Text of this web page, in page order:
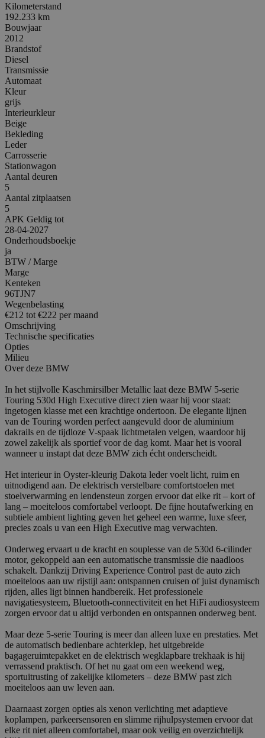
Kilometerstand
192.233 km
Bouwjaar
2012
Brandstof
Diesel
Transmissie
Automaat
Kleur
grijs
Interieurkleur
Beige
Bekleding
Leder
Carrosserie
Stationwagon
Aantal deuren
5
Aantal zitplaatsen
5
APK Geldig tot
28-04-2027
Onderhoudsboekje
ja
BTW / Marge
Marge
Kenteken
96TJN7
Wegenbelasting
€212 tot €222 per maand
Omschrijving
Technische specificaties
Opties
Milieu
Over deze BMW
In het stijlvolle Kaschmirsilber Metallic laat deze BMW 5-serie
Touring 530d High Executive direct zien waar hij voor staat:
ingetogen klasse met een krachtige ondertoon. De elegante lijnen
van de Touring worden perfect aangevuld door de aluminium
dakrails en de tijdloze V-spaak lichtmetalen velgen, waardoor hij
zowel zakelijk als sportief voor de dag komt. Maar het is vooral
wanneer u instapt dat deze BMW zich écht onderscheidt.
Het interieur in Oyster-kleurig Dakota leder voelt licht, ruim en
uitnodigend aan. De elektrisch verstelbare comfortstoelen met
stoelverwarming en lendensteun zorgen ervoor dat elke rit – kort of
lang – moeiteloos comfortabel verloopt. De fijne houtafwerking en
subtiele ambient lighting geven het geheel een warme, luxe sfeer,
precies zoals u van een High Executive mag verwachten.
Onderweg ervaart u de kracht en souplesse van de 530d 6-cilinder
motor, gekoppeld aan een automatische transmissie die naadloos
schakelt. Dankzij Driving Experience Control past de auto zich
moeiteloos aan uw rijstijl aan: ontspannen cruisen of juist dynamisch
rijden, alles ligt binnen handbereik. Het professionele
navigatiesysteem, Bluetooth-connectiviteit en het HiFi audiosysteem
zorgen ervoor dat u altijd verbonden en ontspannen onderweg bent.
Maar deze 5-serie Touring is meer dan alleen luxe en prestaties. Met
de automatisch bedienbare achterklep, het uitgebreide
bagageruimtepakket en de elektrisch wegklapbare trekhaak is hij
verrassend praktisch. Of het nu gaat om een weekend weg,
sportuitrusting of zakelijke kilometers – deze BMW past zich
moeiteloos aan uw leven aan.
Daarnaast zorgen opties als xenon verlichting met adaptieve
koplampen, parkeersensoren en slimme rijhulpsystemen ervoor dat
elke rit niet alleen comfortabel, maar ook veilig en overzichtelijk